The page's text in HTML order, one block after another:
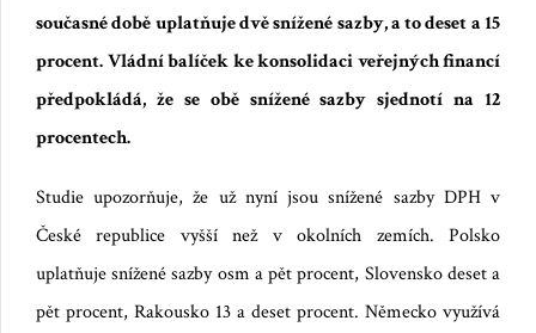
současné doběuplatňuje dvě snížené sazby, a to deset a 15
procent. Vládní balíček ke konsolidaci veřejných financí
předpokládá, že se obě snížené sazby sjednotí na 12
procentech.
Studie upozorňuje, že už nyní jsou snížené sazby DPH v
České republice vyšší než v okolních zemích. Polsko
uplatňuje snížené sazby osm a pět procent, Slovensko deset a
pět procent, Rakousko 13 a deset procent. Německo využívá